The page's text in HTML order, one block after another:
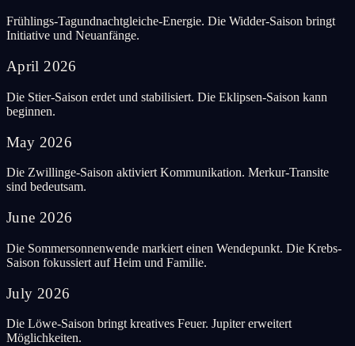
Frühlings-Tagundnachtgleiche-Energie. Die Widder-Saison bringt
Initiative und Neuanfänge.
April 2026
Die Stier-Saison erdet und stabilisiert. Die Eklipsen-Saison kann
beginnen.
May 2026
Die Zwillinge-Saison aktiviert Kommunikation. Merkur-Transite
sind bedeutsam.
June 2026
Die Sommersonnenwende markiert einen Wendepunkt. Die Krebs-
Saison fokussiert auf Heim und Familie.
July 2026
Die Löwe-Saison bringt kreatives Feuer. Jupiter erweitert
Möglichkeiten.